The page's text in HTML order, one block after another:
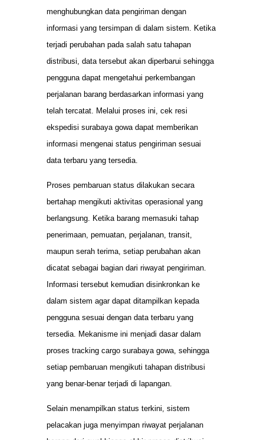
menghubungkan data pengiriman dengan
informasi yang tersimpan di dalam sistem. Ketika
terjadi perubahan pada salah satu tahapan
distribusi, data tersebut akan diperbarui sehingga
pengguna dapat mengetahui perkembangan
perjalanan barang berdasarkan informasi yang
telah tercatat. Melalui proses ini, cek resi
ekspedisi surabaya gowa dapat memberikan
informasi mengenai status pengiriman sesuai
data terbaru yang tersedia.
Proses pembaruan status dilakukan secara
bertahap mengikuti aktivitas operasional yang
berlangsung. Ketika barang memasuki tahap
penerimaan, pemuatan, perjalanan, transit,
maupun serah terima, setiap perubahan akan
dicatat sebagai bagian dari riwayat pengiriman.
Informasi tersebut kemudian disinkronkan ke
dalam sistem agar dapat ditampilkan kepada
pengguna sesuai dengan data terbaru yang
tersedia. Mekanisme ini menjadi dasar dalam
proses tracking cargo surabaya gowa, sehingga
setiap pembaruan mengikuti tahapan distribusi
yang benar-benar terjadi di lapangan.
Selain menampilkan status terkini, sistem
pelacakan juga menyimpan riwayat perjalanan